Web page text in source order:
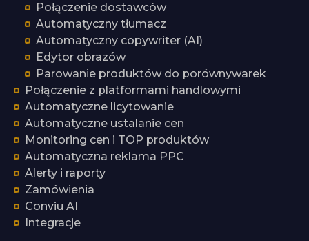
Połączenie dostawców
Automatyczny tłumacz
Automatyczny copywriter (AI)
Edytor obrazów
Parowanie produktów do porównywarek
Połączenie z platformami handlowymi
Automatyczne licytowanie
Automatyczne ustalanie cen
Monitoring cen i TOP produktów
Automatyczna reklama PPC
Alerty i raporty
Zamówienia
Conviu AI
Integracje